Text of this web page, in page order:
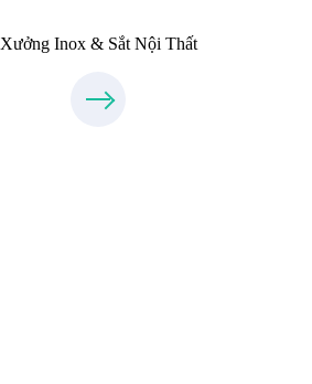
Xưởng Inox & Sắt Nội Thất